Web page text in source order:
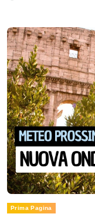
Prima Pagina